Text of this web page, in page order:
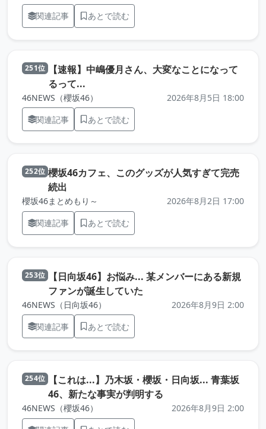
関連記事
あとで読む
251位
【速報】中嶋優月さん、大変なことになって
るって...
46NEWS（櫻坂46）
2026年8月5日 18:00
関連記事
あとで読む
252位 櫻坂46カフェ、このグッズが人気すぎて完売
続出
櫻坂46まとめもり～
2026年8月2日 17:00
関連記事
あとで読む
253位
【日向坂46】お悩み... 某メンバーにある新規
ファンが誕生していた
46NEWS（日向坂46）
2026年8月9日 2:00
関連記事
あとで読む
254位
【これは...】乃木坂・櫻坂・日向坂... 青葉坂
46、新たな事実が判明する
46NEWS（櫻坂46）
2026年8月9日 2:00